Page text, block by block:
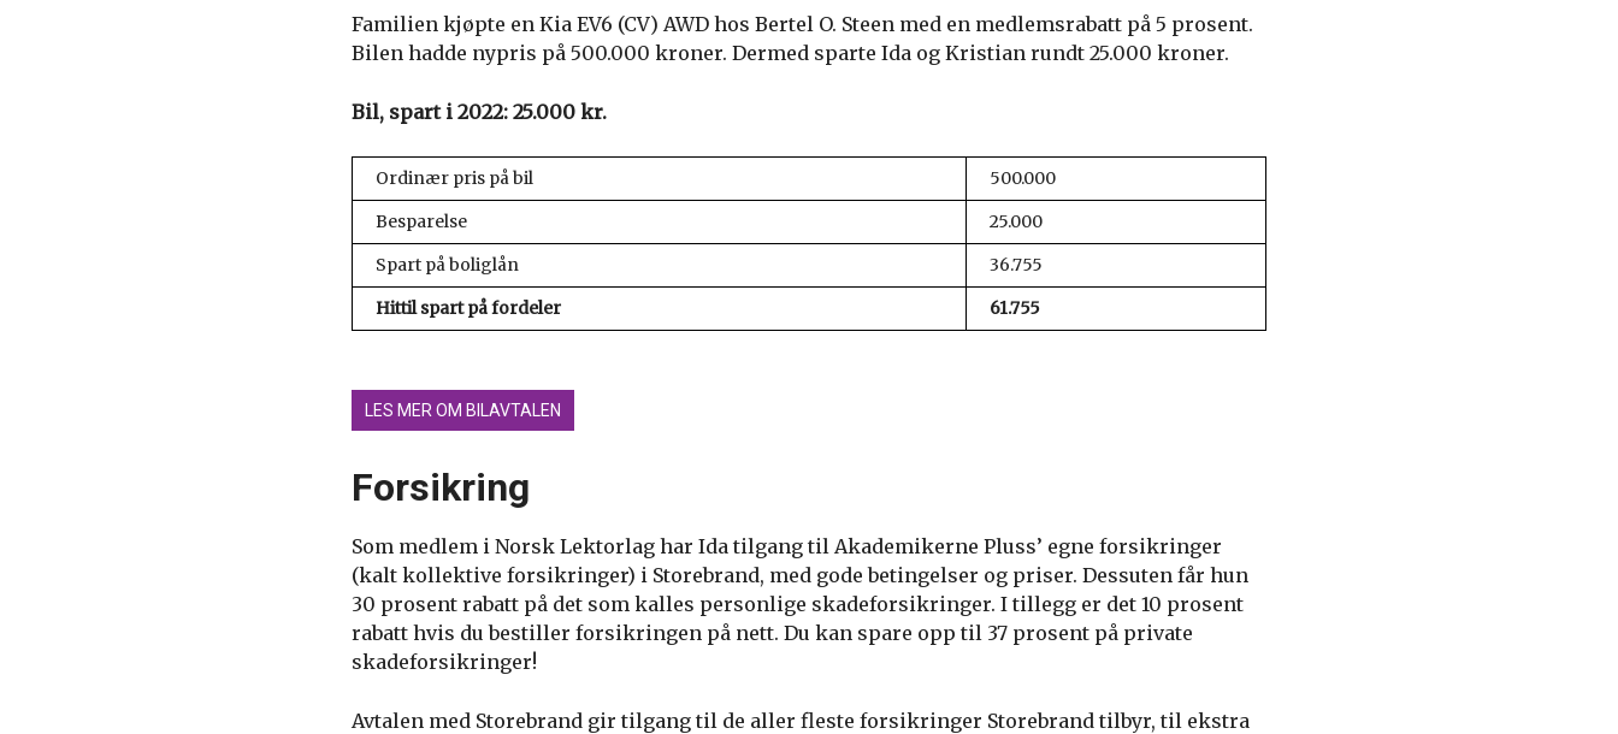
Familien kjøpte en Kia EV6 (CV) AWD hos Bertel O. Steen med en medlemsrabatt på 5 prosent.
Bilen hadde nypris på 500.000 kroner. Dermed sparte Ida og Kristian rundt 25.000 kroner.
Bil, spart i 2022: 25.000 kr.
Ordinær pris på bil
500.000
Besparelse
25.000
Spart på boliglån
36.755
Hittil spart på fordeler
61.755
LES MER OM BILAVTALEN
Forsikring
Som medlem i Norsk Lektorlag har Ida tilgang til Akademikerne Pluss’ egne forsikringer
(kalt kollektive forsikringer) i Storebrand, med gode betingelser og priser. Dessuten får hun
30 prosent rabatt på det som kalles personlige skadeforsikringer. I tillegg er det 10 prosent
rabatt hvis du bestiller forsikringen på nett. Du kan spare opp til 37 prosent på private
skadeforsikringer!
Avtalen med Storebrand gir tilgang til de aller fleste forsikringer Storebrand tilbyr, til ekstra